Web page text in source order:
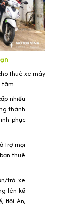
thuê xe máy
tâm.
nhiều
thành
phục
trợ mọi
thuê
trả xe
lên kế
Hội An,